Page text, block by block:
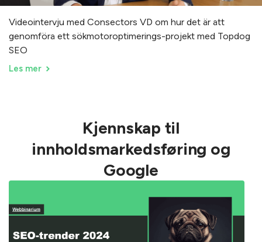
Videointervju med Consectors VD om hur det är att
genomföra ett sökmotoroptimerings-projekt med Topdog
SEO
Les mer
Kjennskap til
innholdsmarkedsføring og
Google